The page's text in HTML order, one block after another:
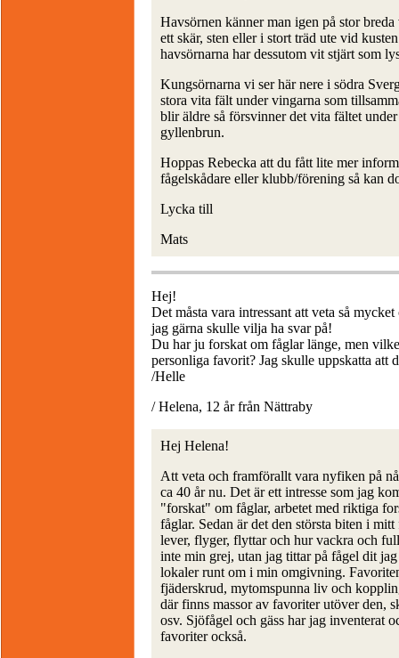
Havsörnen känner man igen på stor
ett skär, sten eller i stort träd ute vid
havsörnarna har dessutom vit stjärt som
Kungsörnarna vi ser här nere i södra
stora vita fält under vingarna som
blir äldre så försvinner det vita fältet
gyllenbrun.
Hoppas Rebecka att du fått lite mer
fågelskådare eller klubb/förening så kan
Lycka till
Mats
Hej!
Det måsta vara intressant att veta så
jag gärna skulle vilja ha svar på!
Du har ju forskat om fåglar länge, men
personliga favorit? Jag skulle uppskatta att
/Helle
/ Helena, 12 år från Nättraby
Hej Helena!
Att veta och framförallt vara nyfiken på
ca 40 år nu. Det är ett intresse som jag
"forskat" om fåglar, arbetet med riktiga
fåglar. Sedan är det den största biten i
lever, flyger, flyttar och hur vackra och
inte min grej, utan jag tittar på fågel dit
lokaler runt om i min omgivning.
fjäderskrud, mytomspunna liv och
där finns massor av favoriter utöver den,
osv. Sjöfågel och gäss har jag inventerat
favoriter också.